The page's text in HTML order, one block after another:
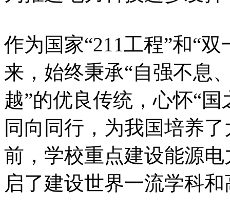
作为国家“211工程”和“
来，始终秉承“自强不息
越”的优良传统，心怀“
同向同行，为我国培养
前，学校重点建设能源
启了建设世界一流学科